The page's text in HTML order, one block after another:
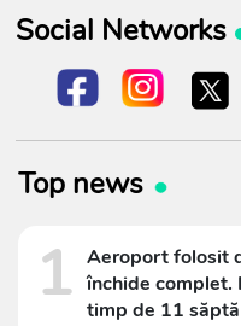
Social Networks
Top news
1 Aeroport folosit
închide complet.
timp de 11